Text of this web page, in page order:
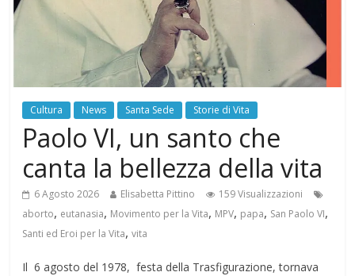
Cultura News Santa Sede Storie di Vita
Paolo VI, un santo che
canta la bellezza della vita
6 Agosto 2026 Elisabetta Pittino
159 Visualizzazioni
aborto, eutanasia, Movimento per la Vita, MPV, papa, San Paolo VI,
Santi ed Eroi per la Vita,vita
Il 6 agosto del 1978, festa della Trasfigurazione, tornava